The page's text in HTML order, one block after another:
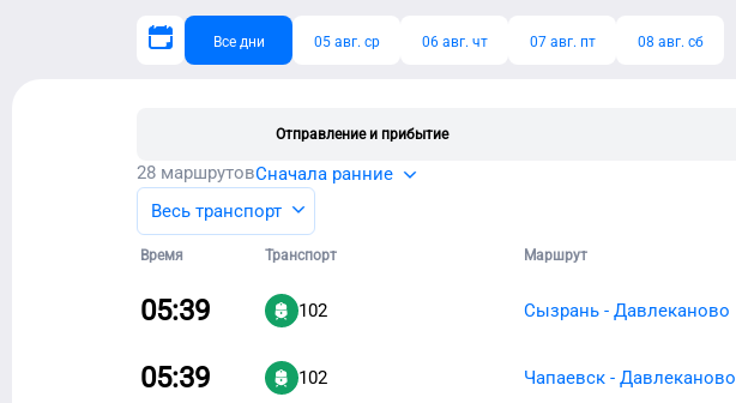
Все дни 05 авг. ср 06 авг. чт 07 авг. пт 08 авг. сб
Отправление и прибытие
28 маршрутовСначала ранние
Весь транспорт
Время Транспорт Маршрут
05:39 102 Сызрань - Давлеканово
05:39 102 Чапаевск - Давлеканово